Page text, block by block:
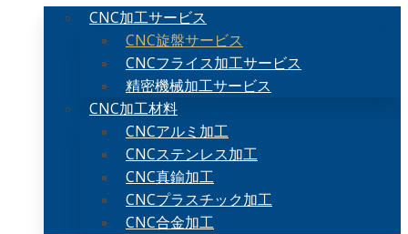
CNC加工サービス
CNC旋盤サービス
CNCフライス加工サービス
精密機械加工サービス
CNC加工材料
CNCアルミ加工
CNCステンレス加工
CNC真鍮加工
CNCプラスチック加工
CNC合金加工